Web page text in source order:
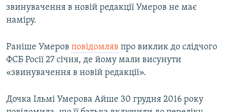
звинувачення в новій редакції Умеров не має
наміру.
Раніше Умеров повідомляв про виклик до слідчого
ФСБ Росії 27 січня, де йому мали висунути
«звинувачення в новій редакції».
Дочка Ільмі Умерова Айше 30 грудня 2016 року